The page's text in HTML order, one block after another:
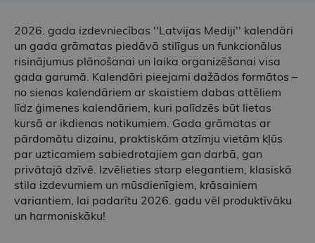
2026. gada izdevniecības ''Latvijas Mediji'' kalendāri
un gada grāmatas piedāvā stilīgus un funkcionālus
risinājumus plānošanai un laika organizēšanai visa
gada garumā. Kalendāri pieejami dažādos formātos –
no sienas kalendāriem ar skaistiem dabas attēliem
līdz ģimenes kalendāriem, kuri palīdzēs būt lietas
kursā ar ikdienas notikumiem. Gada grāmatas ar
pārdomātu dizainu, praktiskām atzīmju vietām kļūs
par uzticamiem sabiedrotajiem gan darbā, gan
privātajā dzīvē. Izvēlieties starp elegantiem, klasiskā
stila izdevumiem un mūsdienīgiem, krāsainiem
variantiem, lai padarītu 2026. gadu vēl produktīvāku
un harmoniskāku!